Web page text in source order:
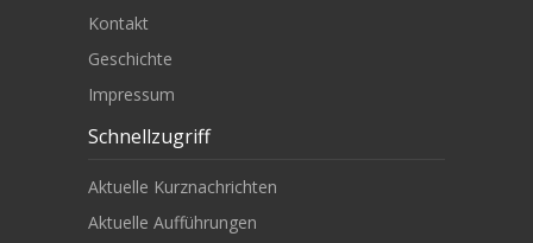
Kontakt
Geschichte
Impressum
Schnellzugriff
Aktuelle Kurznachrichten
Aktuelle Aufführungen